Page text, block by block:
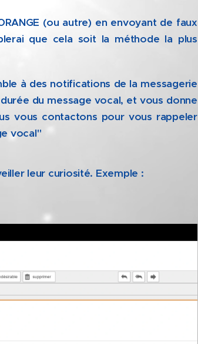
(ou autre) en envoyant de faux
que cela soit la méthode la plus
à des notifications de la messagerie
du message vocal, et vous donne
vous contactons pour vous rappeler
vocal"
leur curiosité. Exemple :